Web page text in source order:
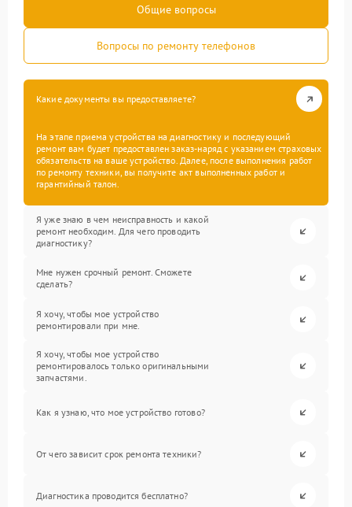
Общие вопросы
Вопросы по ремонту телефонов
Какие документы вы предоставляете?
На этапе приема устройства на диагностику и последующий
ремонт вам будет предоставлен заказ-наряд с указанием страховых
обязательств на ваше устройство. Далее, после выполнения работ
по ремонту техники, вы получите акт выполненных работ и
гарантийный талон.
Я уже знаю в чем неисправность и какой
ремонт необходим. Для чего проводить
диагностику?
Мне нужен срочный ремонт. Сможете
сделать?
Я хочу, чтобы мое устройство
ремонтировали при мне.
Я хочу, чтобы мое устройство
ремонтировалось только оригинальными
запчастями.
Как я узнаю, что мое устройство готово?
От чего зависит срок ремонта техники?
Диагностика проводится бесплатно?